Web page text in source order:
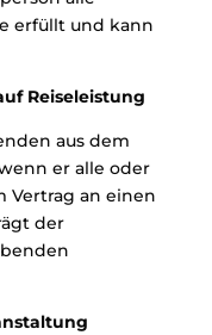
erfüllt und kann
Reiseleistung
aus dem
er alle oder
Vertrag an einen
der